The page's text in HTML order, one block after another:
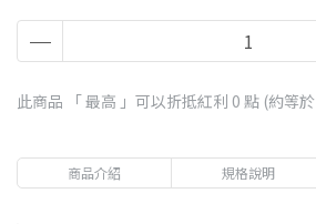
此商品 「 最高 」可以折抵紅利 0 點 (約等於
商品介紹 規格說明